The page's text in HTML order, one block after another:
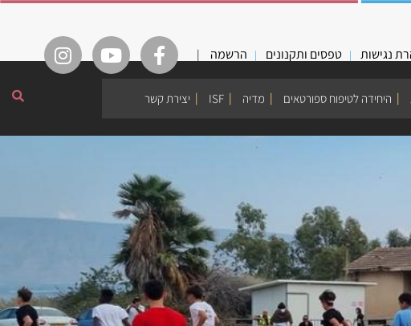
נגישות טפסים ותקנונים הרשמה |
היחידה לטיפוח ספורטאים מדיה ISF יצירת קשר